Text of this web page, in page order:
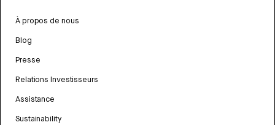
À propos de nous
Blog
Presse
Relations Investisseurs
Assistance
Sustainability